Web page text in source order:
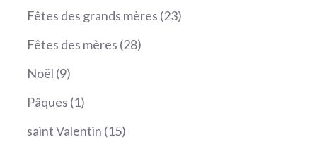
produits
Fêtes des grands mères 2323
Fêtes des mères 2828
Noël 99
produits
Pâques 11
produit
saint Valentin 1515